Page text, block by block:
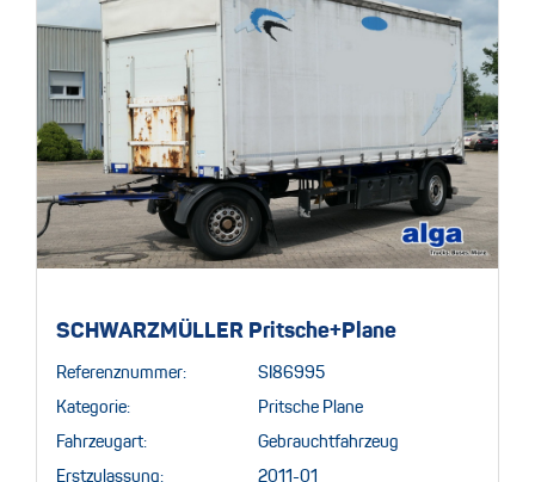
SCHWARZMÜLLER Pritsche+Plane
Referenznummer: SI86995
Kategorie: Pritsche Plane
Fahrzeugart: Gebrauchtfahrzeug
Erstzulassung: 2011-01